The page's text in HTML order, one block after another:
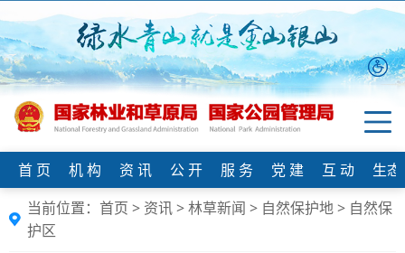
首 页 机 构 资 讯 公 开 服 务 党 建 互 动
生
当前位置： 首页 > 资讯>林草新闻 > 自然保护地> 自然保
护区